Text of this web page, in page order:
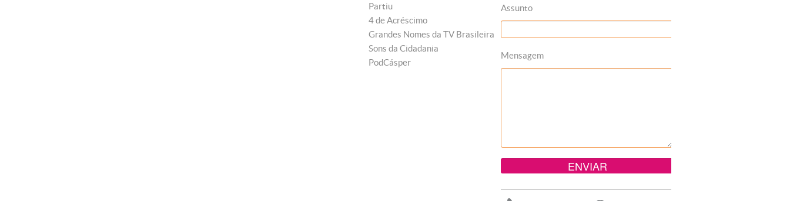
Partiu
4 de Acréscimo
Grandes Nomes da TV Brasileira
Sons da Cidadania
PodCásper
Assunto
Mensagem